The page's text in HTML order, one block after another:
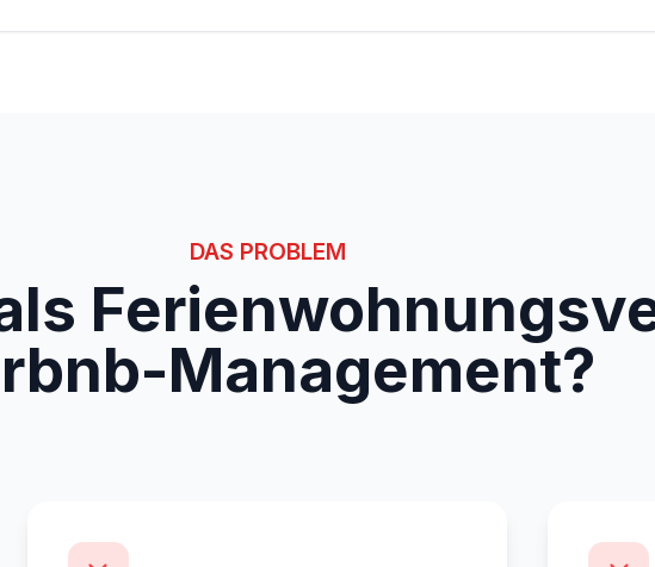
DAS PROBLEM
Management?